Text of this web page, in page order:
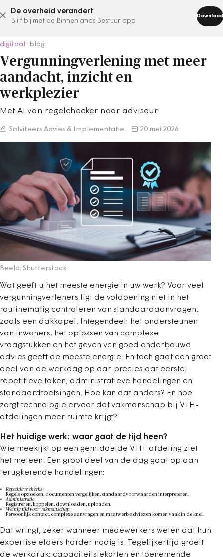
De overheid verandert
Blijf bij met de Binnenlands Bestuur app
Download
abonneer nu
digitaal blog
Vergunningverlening met meer
aandacht, inzicht en
werkplezier
Met AI van regelchecker naar adviseur.
Solviteers Advies & Implementatie 20 mei 2026
Beeld: Shutterstock
Wat geeft u het meeste energie in uw werk? Voor veel
vergunningverleners ligt de voldoening niet in het
routinematig controleren van standaardaanvragen,
zoals een dakkapel. Integendeel: het ondersteunen
van inwoners, het oplossen van complexe
vraagstukken en het geven van goed onderbouwd
advies geeft de meeste energie. En toch gaat een groot
deel van de werkdag op aan precies dat eerste:
repetitieve taken, administratieve handelingen en
standaardtoetsingen. Hoe kan dat anders? En hoe
zorgt technologie ervoor dat vakmanschap bij VTH-
afdelingen meer ruimte krijgt?
Het huidige werk: waar gaat de tijd heen?
Wie meekijkt op een gemiddelde VTH-afdeling ziet
het meteen. Een groot deel van de dag gaat op aan
terugkerende handelingen:
Repetitieve checks
Regels opzoeken, documenten vergelijken, standaardvoorwaarden interpreteren.
Administratie
Registreren, koppelen, downloaden, uploaden.
Weinig tijd voor vakmanschap
Persoonlijk contact, complexe aanvragen en maatwerk-adviezen komen vaak in de knel.
Dat wringt, zeker wanneer medewerkers weten dat hun
expertise elders harder nodig is. Tegelijkertijd groeit
de werkdruk: capaciteitstekorten en toenemende